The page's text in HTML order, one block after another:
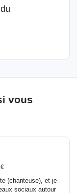
vous
(chanteuse), et je
sociaux autour